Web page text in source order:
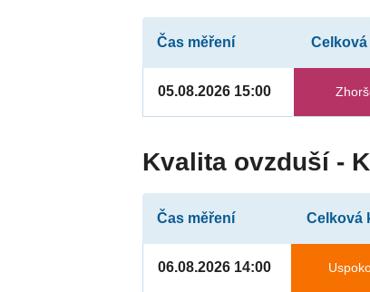
Čas měření
05.08.2026 15:00
Kvalita ovzduší -
Čas měření Celková
06.08.2026 14:00